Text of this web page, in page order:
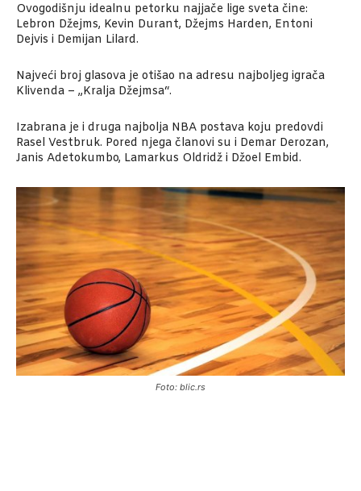
Ovogodišnju idealnu petorku najjače lige sveta čine:
Lebron Džejms, Kevin Durant, Džejms Harden, Entoni
Dejvis i Demijan Lilard.
Najveći broj glasova je otišao na adresu najboljeg igrača
Klivenda – „Kralja Džejmsa“.
Izabrana je i druga najbolja NBA postava koju predovdi
Rasel Vestbruk. Pored njega članovi su i Demar Derozan,
Janis Adetokumbo, Lamarkus Oldridž i Džoel Embid.
Foto: blic.rs